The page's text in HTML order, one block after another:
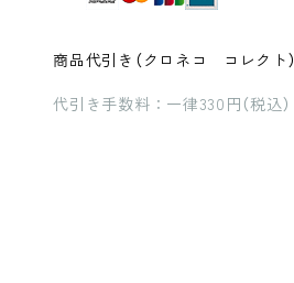
商品代引き（クロネコ コレクト）
代引き手数料：一律330円（税込）